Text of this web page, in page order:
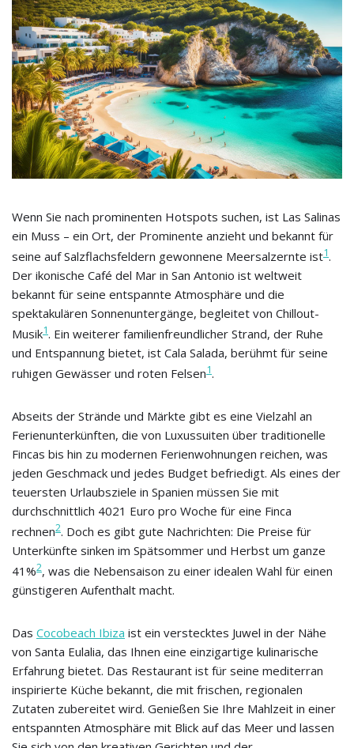
Wenn Sie nach prominenten Hotspots suchen, ist Las Salinas
ein Muss – ein Ort, der Prominente anzieht und bekannt für
seine auf Salzflachsfeldern gewonnene Meersalzernte ist1.
Der ikonische Café del Mar in San Antonio ist weltweit
bekannt für seine entspannte Atmosphäre und die
spektakulären Sonnenuntergänge, begleitet von Chillout-
Musik1. Ein weiterer familienfreundlicher Strand, der Ruhe
und Entspannung bietet, ist Cala Salada, berühmt für seine
ruhigen Gewässer und roten Felsen1.
Abseits der Strände und Märkte gibt es eine Vielzahl an
Ferienunterkünften, die von Luxussuiten über traditionelle
Fincas bis hin zu modernen Ferienwohnungen reichen, was
jeden Geschmack und jedes Budget befriedigt. Als eines der
teuersten Urlaubsziele in Spanien müssen Sie mit
durchschnittlich 4021 Euro pro Woche für eine Finca
rechnen2. Doch es gibt gute Nachrichten: Die Preise für
Unterkünfte sinken im Spätsommer und Herbst um ganze
41%2, was die Nebensaison zu einer idealen Wahl für einen
günstigeren Aufenthalt macht.
Das Cocobeach Ibiza ist ein verstecktes Juwel in der Nähe
von Santa Eulalia, das Ihnen eine einzigartige kulinarische
Erfahrung bietet. Das Restaurant ist für seine mediterran
inspirierte Küche bekannt, die mit frischen, regionalen
Zutaten zubereitet wird. Genießen Sie Ihre Mahlzeit in einer
entspannten Atmosphäre mit Blick auf das Meer und lassen